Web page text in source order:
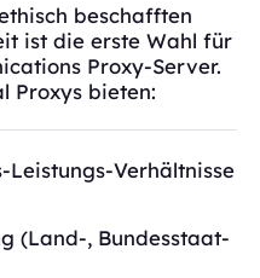
beschafften
ist die erste Wahl für
Proxy-Server.
Proxys bieten:
Leistungs-Verhältnisse
(Land-, Bundesstaat-